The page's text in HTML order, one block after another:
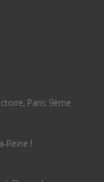
Paris 9ème
Reine !